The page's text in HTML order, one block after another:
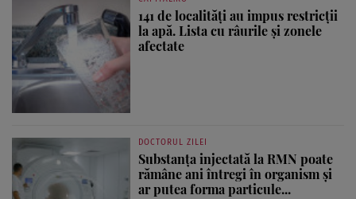
141 de localități au impus restricții
la apă. Lista cu râurile și zonele
afectate
DOCTORUL ZILEI
Substanța injectată la RMN poate
rămâne ani întregi în organism și
ar putea forma particule...